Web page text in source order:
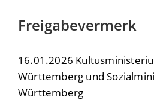
Freigabevermerk
16.01.2026
Württemberg und
Württemberg